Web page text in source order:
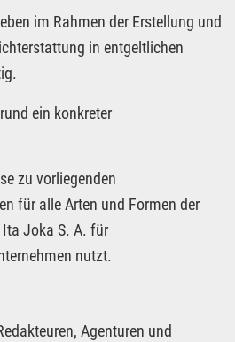
im Rahmen der Erstellung und
in entgeltlichen
ein konkreter
zu vorliegenden
für alle Arten und Formen der
Joka S. A. für
nutzt.
Agenturen und